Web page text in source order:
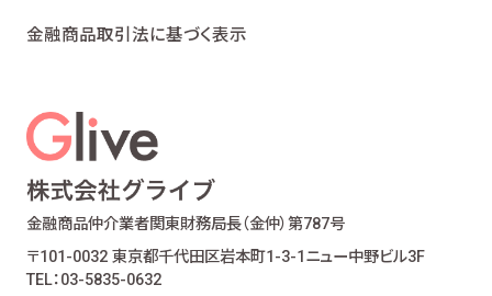
金融商品仲介業者関東財務局長（金仲）第787号
〒101-0032 東京都千代田区岩本町1-3-1 ニュー中野ビル3F
TEL：03-5835-0632
金融商品取引法に基づく表示